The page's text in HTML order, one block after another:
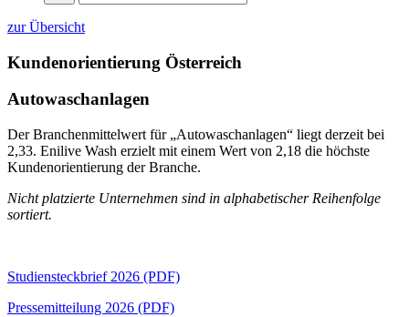
zur Übersicht
Kundenorientierung Österreich
Autowaschanlagen
Der Branchenmittelwert für „Autowaschanlagen“ liegt derzeit bei
2,33. Enilive Wash erzielt mit einem Wert von 2,18 die höchste
Kundenorientierung der Branche.
Nicht platzierte Unternehmen sind in alphabetischer Reihenfolge
sortiert.
Studiensteckbrief 2026 (PDF)
Pressemitteilung 2026 (PDF)